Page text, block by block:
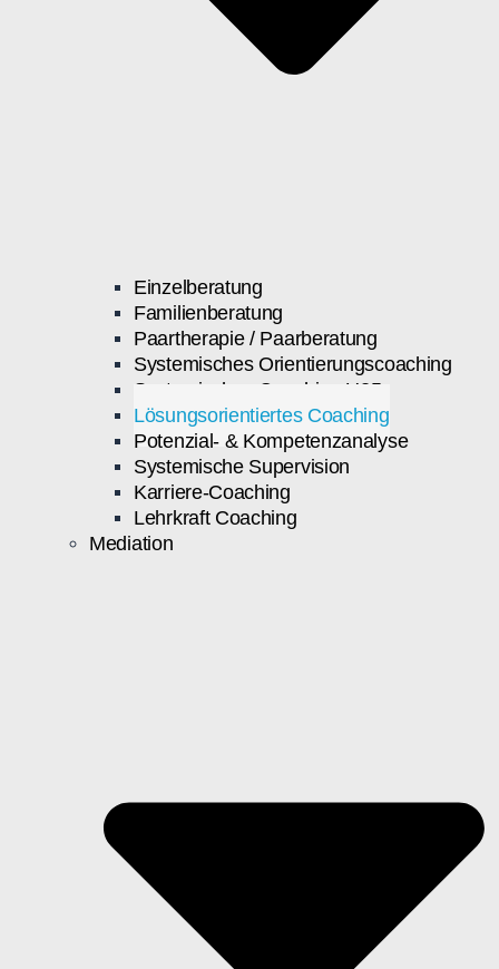
Einzelberatung
Familienberatung
Paartherapie / Paarberatung
Systemisches Orientierungscoaching
Systemisches Coaching U25
Lösungsorientiertes Coaching
Potenzial- & Kompetenzanalyse
Systemische Supervision
Karriere-Coaching
Lehrkraft Coaching
Mediation